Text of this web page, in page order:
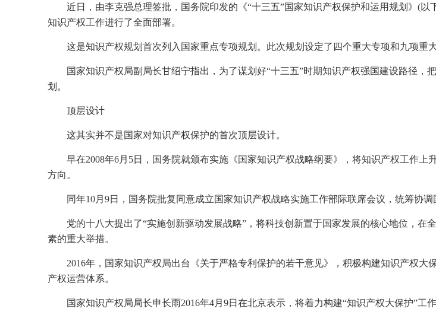
近日，由李克强总理签批，国务院印发的《“十三五”国家知识产权保护和运用规划》(
知识产权工作进行了全面部署。
这是知识产权规划首次列入国家重点专项规划。此次规划设定了四个重大专项和九项重
国家知识产权局副局长甘绍宁指出，为了谋划好“十三五”时期知识产权强国建设路径
划。
顶层设计
这其实并不是国家对知识产权保护的首次顶层设计。
早在2008年6月5日，国务院就颁布实施《国家知识产权战略纲要》，将知识产权工作
方向。
同年10月9日，国务院批复同意成立国家知识产权战略实施工作部际联席会议，统筹协调
党的十八大提出了“实施创新驱动发展战略”，将科技创新置于国家发展的核心地位，
素的重大举措。
2016年，国家知识产权局出台《关于严格专利保护的若干意见》，积极构建知识产权
产权运营体系。
国家知识产权局局长申长雨2016年4月9日在北京表示，将着力构建“知识产权大保护”工